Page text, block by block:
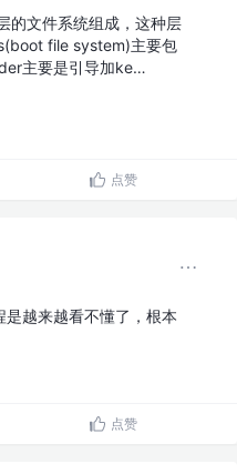
的文件系统组成，这种层
file system)主要包
主要是引导加ke…
点赞
越来越看不懂了，根本
点赞